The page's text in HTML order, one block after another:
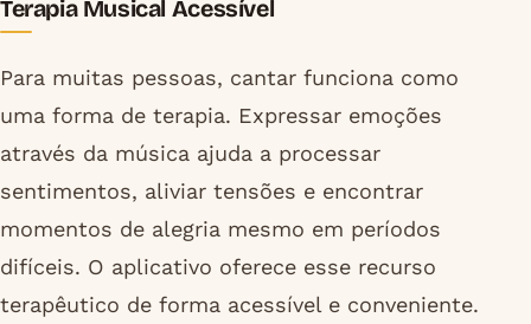
Terapia Musical Acessível
Para muitas pessoas, cantar funciona como
uma forma de terapia. Expressar emoções
através da música ajuda a processar
sentimentos, aliviar tensões e encontrar
momentos de alegria mesmo em períodos
difíceis. O aplicativo oferece esse recurso
terapêutico de forma acessível e conveniente.